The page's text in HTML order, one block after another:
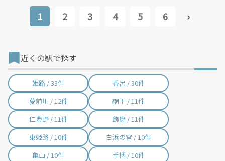
なものはたったの6つだけです。 1. スマートフォン 2. 運転免許証
3. 黒ナンバー 4. 最新の車検証 5. 銀行口座 6. 就労資格確認書類
（外国籍の方） ご応募いただいた後、登録手続きをご案内しま
了すると、オファー（委託する配達業務）をアプリで確認するこ
とができます。 あとは、3つのステップで稼働するだけです。 1.
オファーを受諾する 2. デリバリーステーションで荷物をピックア
ップし、配達先に届ける 3. 報酬を週払いで受け取る 「時間に縛
られたくないけれど、安定した収入がほしい...] 「スキマ時間はあ
るけれど、その時間に稼げる方法がない...」 「新しい業務にチャ
レンジしたいけれど、人間関係などが心配...」 そんなお悩み、
Amazon Flexで解決しませんか？ 少しでもご興味がある方は、お
気軽にご登録ください！ この募集はAmazonでの雇用ではなく、
個人事業主の方への業務委託です。稼働時に発生する費用（車両
の調達費用、ガソリン代、高速料金、駐車料金その他の業務に要
する費用など）はすべて自己負担となります。
1 2 3 4 5 6 ›
近くの駅で探す
姫路 / 33件
香呂 / 30件
夢前川 / 12件
網干 / 11件
仁豊野 / 11件
飾磨 / 11件
東姫路 / 10件
白浜の宮 / 10件
亀山 / 10件
手柄 / 10件